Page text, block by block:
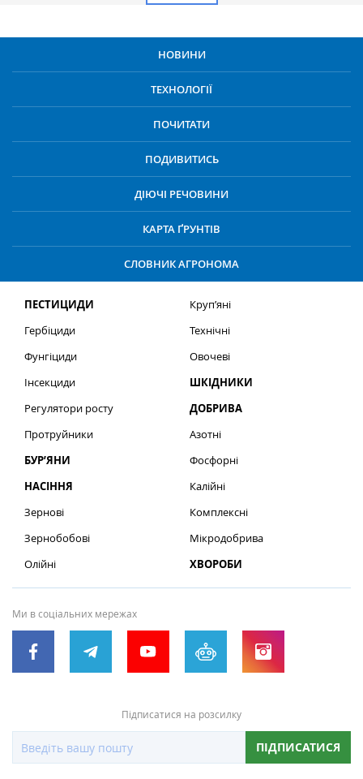
НОВИНИ
ТЕХНОЛОГІЇ
ПОЧИТАТИ
ПОДИВИТИСЬ
ДІЮЧІ РЕЧОВИНИ
КАРТА ҐРУНТІВ
СЛОВНИК АГРОНОМА
ПЕСТИЦИДИ
Гербіциди
Фунгіциди
Інсекциди
Регулятори росту
Протруйники
БУР’ЯНИ
НАСІННЯ
Зернові
Зернобобові
Олійні
Круп’яні
Технічні
Овочеві
ШКІДНИКИ
ДОБРИВА
Азотні
Фосфорні
Калійні
Комплексні
Мікродобрива
ХВОРОБИ
Ми в соціальних мережах
Підписатися на розсилку
ПІДПИСАТИСЯ